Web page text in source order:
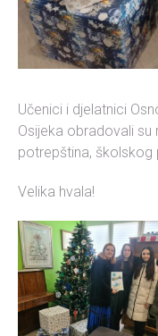
Učenici i djelatnici
Osijeka obradovali su
potrepština, školskog
Velika hvala!